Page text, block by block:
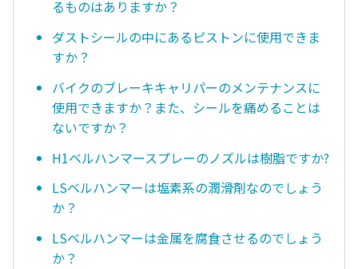
るものはありますか？
ダストシールの中にあるピストンに使用できま
すか？
バイクのブレーキキャリパーのメンテナンスに
使用できますか？また、シールを痛めることは
ないですか？
H1ベルハンマースプレーのノズルは樹脂ですか?
LSベルハンマーは塩素系の潤滑剤なのでしょう
か？
LSベルハンマーは金属を腐食させるのでしょう
か？